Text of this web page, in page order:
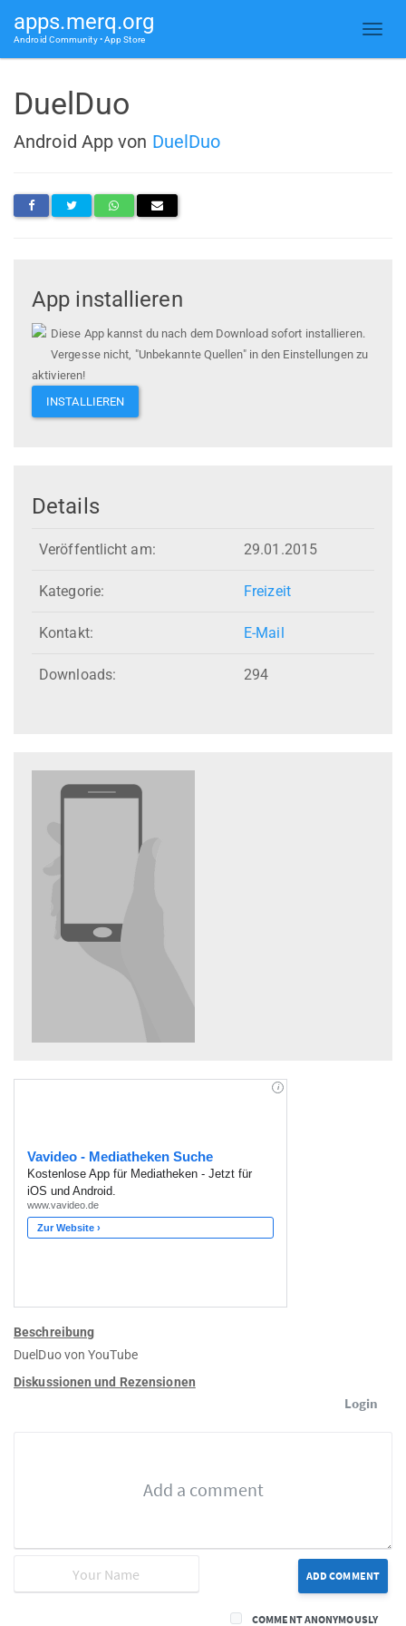
apps.merq.org
Android Community • App Store
DuelDuo
Android App von DuelDuo
App installieren
Diese App kannst du nach dem Download sofort installieren.
Vergesse nicht, "Unbekannte Quellen" in den Einstellungen zu
aktivieren!
INSTALLIEREN
Details
Veröffentlicht am: 29.01.2015
Kategorie: Freizeit
Kontakt: E-Mail
Downloads: 294
Beschreibung
DuelDuo von YouTube
Diskussionen und Rezensionen
Login
ADD COMMENT
COMMENT ANONYMOUSLY